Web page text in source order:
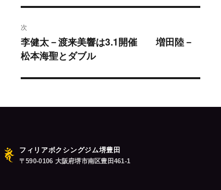
ビ
ゲ
ー
稿:
次
次
の
李健太－渡来美響は3.1開催 増田陸－
松本海聖とダブル
フィリアボクシングジム堺豊田
〒590-0106 大阪府堺市南区豊田461-1